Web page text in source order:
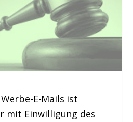
E-Mails ist
mit Einwilligung des